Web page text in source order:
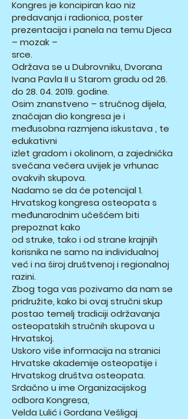
Kongres je koncipiran kao niz
predavanja i radionica, poster
prezentacija i panela na temu Djeca
– mozak –
srce.
Održava se u Dubrovniku, Dvorana
Ivana Pavla II u Starom gradu od 26.
do 28. 04. 2019. godine.
Osim znanstveno – stručnog dijela,
značajan dio kongresa je i
međusobna razmjena iskustava , te
edukativni
izlet gradom i okolinom, a zajednička
svečana večera uvijek je vrhunac
ovakvih skupova.
Nadamo se da će potencijal 1.
Hrvatskog kongresa osteopata s
međunarodnim učešćem biti
prepoznat kako
od struke, tako i od strane krajnjih
korisnika ne samo na individualnoj
već i na široj društvenoj i regionalnoj
razini.
Zbog toga vas pozivamo da nam se
pridružite, kako bi ovaj stručni skup
postao temelj tradiciji održavanja
osteopatskih stručnih skupova u
Hrvatskoj.
Uskoro više informacija na stranici
Hrvatske akademije osteopatije i
Hrvatskog društva osteopata.
Srdačno u ime Organizacijskog
odbora Kongresa,
Velda Lulić i Gordana Vešligaj